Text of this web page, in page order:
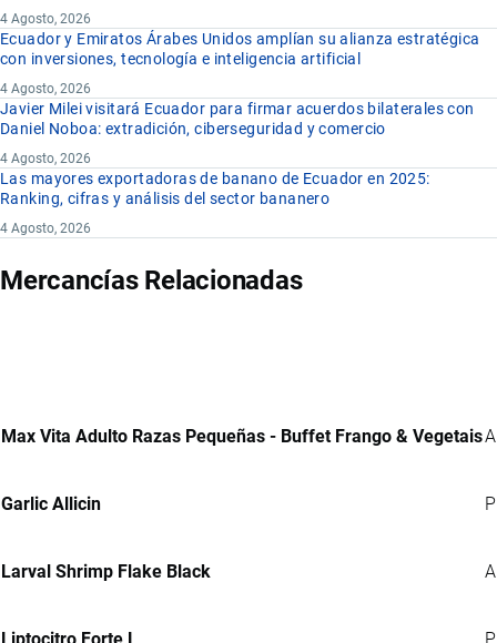
4 Agosto, 2026
Ecuador y Emiratos Árabes Unidos amplían su alianza estratégica
con inversiones, tecnología e inteligencia artificial
4 Agosto, 2026
Javier Milei visitará Ecuador para firmar acuerdos bilaterales con
Daniel Noboa: extradición, ciberseguridad y comercio
4 Agosto, 2026
Las mayores exportadoras de banano de Ecuador en 2025:
Ranking, cifras y análisis del sector bananero
4 Agosto, 2026
Mercancías Relacionadas
Max Vita Adulto Razas Pequeñas - Buffet Frango & Vegetais
Garlic Allicin
Larval Shrimp Flake Black